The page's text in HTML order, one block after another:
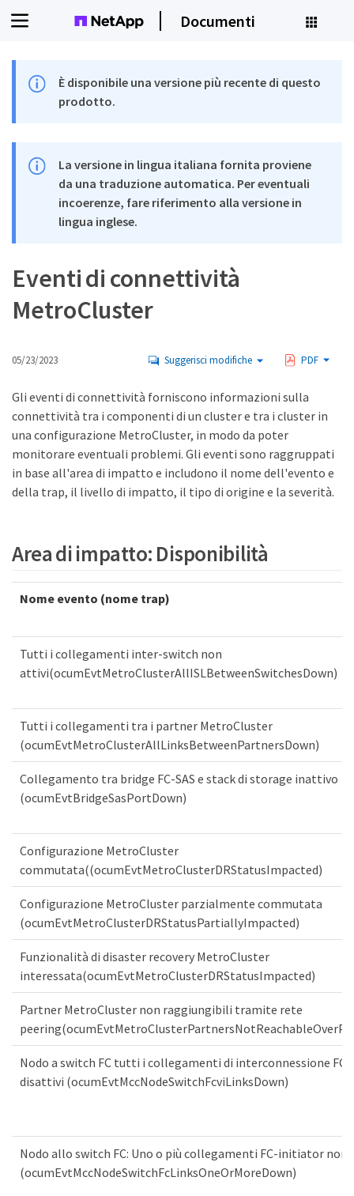
Documenti
È disponibile una versione più recente di questo
prodotto.
La versione in lingua italiana fornita proviene
da una traduzione automatica. Per eventuali
incoerenze, fare riferimento alla versione in
lingua inglese.
Eventi di connettività
MetroCluster
05/23/2023 Suggerisci modifiche PDF
Gli eventi di connettività forniscono informazioni sulla
connettività tra i componenti di un cluster e tra i cluster in
una configurazione MetroCluster, in modo da poter
monitorare eventuali problemi. Gli eventi sono raggruppati
in base all'area di impatto e includono il nome dell'evento e
della trap, il livello di impatto, il tipo di origine e la severità.
Area di impatto: Disponibilità
Nome evento (nome trap)
Tutti i collegamenti inter-switch non
attivi(ocumEvtMetroClusterAllISLBetweenSwitchesDown)
Tutti i collegamenti tra i partner MetroCluster
(ocumEvtMetroClusterAllLinksBetweenPartnersDown)
Collegamento tra bridge FC-SAS e stack di storage inattivo
(ocumEvtBridgeSasPortDown)
Configurazione MetroCluster
commutata((ocumEvtMetroClusterDRStatusImpacted)
Configurazione MetroCluster parzialmente commutata
(ocumEvtMetroClusterDRStatusPartiallyImpacted)
Funzionalità di disaster recovery MetroCluster
interessata(ocumEvtMetroClusterDRStatusImpacted)
Partner MetroCluster non raggiungibili tramite rete
Nodo a switch FC tutti i collegamenti di interconnessione FC-
disattivi (ocumEvtMccNodeSwitchFcviLinksDown)
Nodo allo switch FC: Uno o più collegamenti FC-initiator non
(ocumEvtMccNodeSwitchFcLinksOneOrMoreDown)